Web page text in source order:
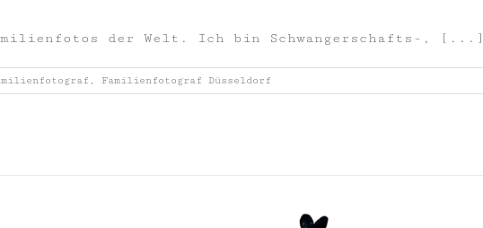
der Welt. Ich bin Schwangerschafts-, [...]
, Familienfotograf Düsseldorf